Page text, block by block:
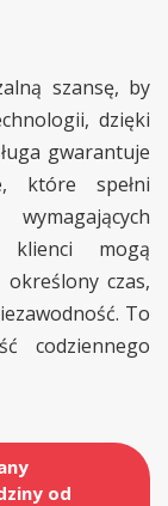
szansę, by
dzięki
gwarantuje
które spełni
klienci mogą
czas,
To
codziennego
od